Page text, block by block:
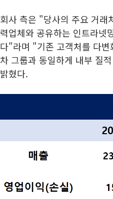
회사 측은 "당사의 주요 거래
력업체와 공유하는 인트라넷
다"라며 "기존 고객처를 다
차 그룹과 동일하게 내부 질
밝혔다.